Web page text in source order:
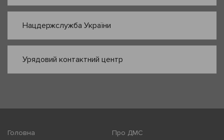
Нацдержслужба України
Урядовий контактний центр
Головна Про ДМС